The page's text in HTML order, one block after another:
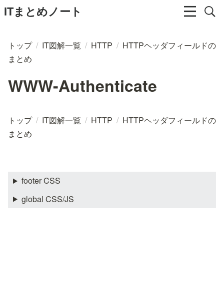
ITまとめノート
トップ / IT図解一覧 / HTTP / HTTPヘッダフィールドの
まとめ
WWW-Authenticate
トップ / IT図解一覧 / HTTP / HTTPヘッダフィールドの
まとめ
footer CSS
global CSS/JS